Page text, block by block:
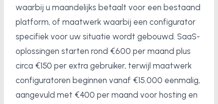
waarbij u maandelijks betaalt voor een bestaand
platform, of maatwerk waarbij een configurator
specifiek voor uw situatie wordt gebouwd. SaaS-
oplossingen starten rond €600 per maand plus
circa €150 per extra gebruiker, terwijl maatwerk
configuratoren beginnen vanaf €15.000 eenmalig,
aangevuld met €400 per maand voor hosting en